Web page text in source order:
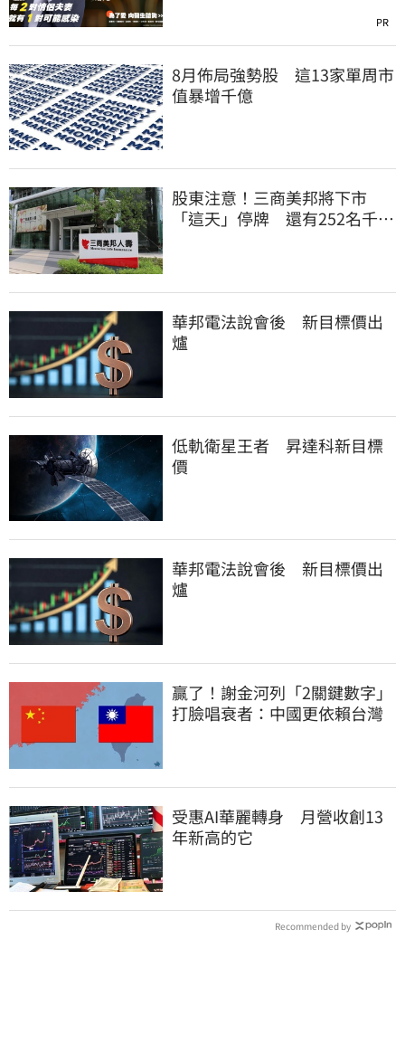
PR
8月佈局強勢股 這13家單周市
值暴增千億
股東注意！三商美邦將下市
「這天」停牌 還有252名千張
華邦電法說會後 新目標價出
爐
低軌衛星王者 昇達科新目標
價
華邦電法說會後 新目標價出
爐
贏了！謝金河列「2關鍵數字」
打臉唱衰者：中國更依賴台灣
受惠AI華麗轉身 月營收創13
年新高的它
Recommended by